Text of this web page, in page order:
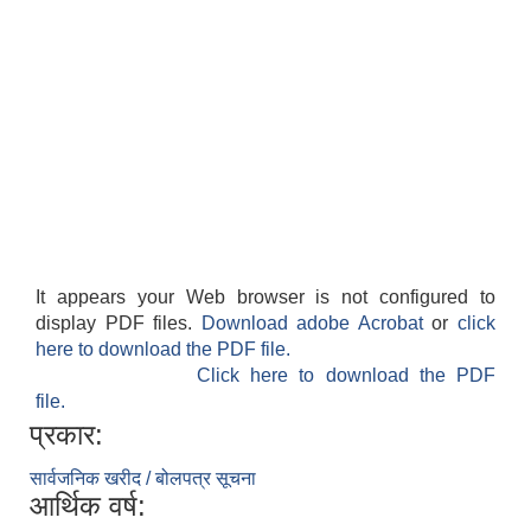
It appears your Web browser is not configured to
display PDF files.
Download adobe Acrobatorclick
here to download the PDF file.
Click here to download the PDF
file.
प्रकार:
सार्वजनिक खरीद / बोलपत्र सूचना
आर्थिक वर्ष: